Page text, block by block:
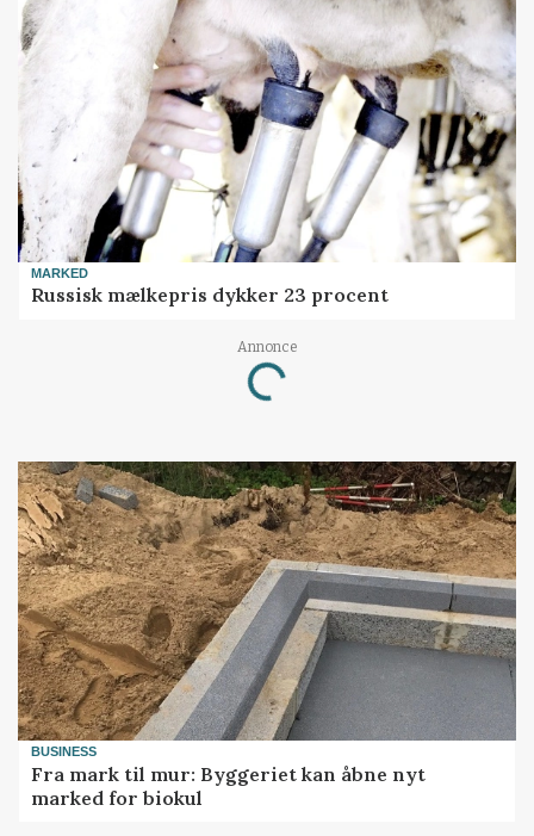
MARKED
Russisk mælkepris dykker 23 procent
Annonce
Loading...
BUSINESS
Fra mark til mur: Byggeriet kan åbne nyt
marked for biokul